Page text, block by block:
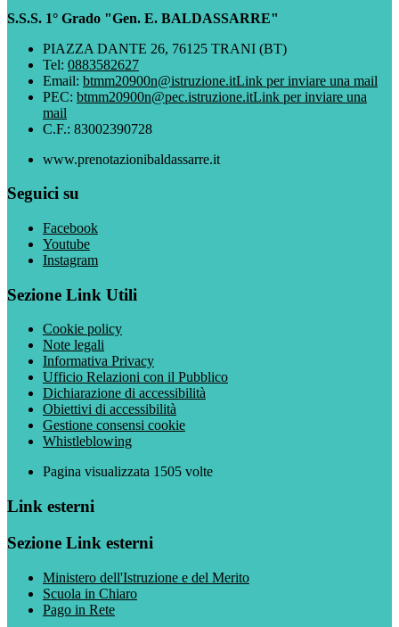
S.S.S. 1° Grado "Gen. E. BALDASSARRE"
PIAZZA DANTE 26, 76125 TRANI (BT)
Tel: 0883582627
Email: btmm20900n@istruzione.itLink per inviare una mail
PEC: btmm20900n@pec.istruzione.itLink per inviare una
mail
C.F.: 83002390728
www.prenotazionibaldassarre.it
Seguici su
Facebook
Youtube
Instagram
Sezione Link Utili
Cookie policy
Note legali
Informativa Privacy
Ufficio Relazioni con il Pubblico
Dichiarazione di accessibilità
Obiettivi di accessibilità
Gestione consensi cookie
Whistleblowing
Pagina visualizzata 1505 volte
Link esterni
Sezione Link esterni
Ministero dell'Istruzione e del Merito
Scuola in Chiaro
Pago in Rete